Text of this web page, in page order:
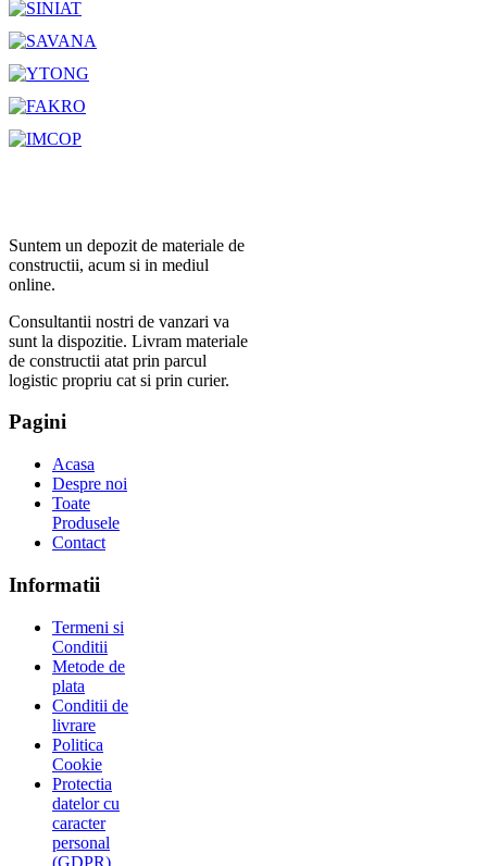
Suntem un depozit de materiale de
constructii, acum si in mediul
online.
Consultantii nostri de vanzari va
sunt la dispozitie. Livram materiale
de constructii atat prin parcul
logistic propriu cat si prin curier.
Pagini
Acasa
Despre noi
Toate
Produsele
Contact
Informatii
Termeni si
Conditii
Metode de
plata
Conditii de
livrare
Politica
Cookie
Protectia
datelor cu
caracter
personal
(GDPR)